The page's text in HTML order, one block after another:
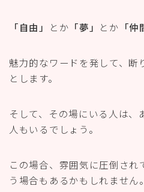
「自由」 とか 「夢」 とか 「仲
魅力的なワードを発して、断
とします。
そして、その場にいる人は
人もいるでしょう。
この場合、雰囲気に圧倒され
う場合もあるかもしれません。